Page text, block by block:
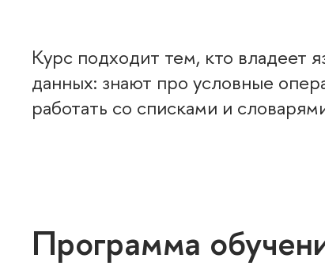
Курс подходит тем, кто владеет
данных: знают про условные
работать со списками и
Программа